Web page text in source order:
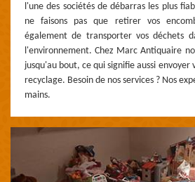
l'une des sociétés de débarras les plus
ne faisons pas que retirer vos
également de transporter vos déchets
l'environnement. Chez Marc Antiquaire
jusqu'au bout, ce qui signifie aussi envoyer
recyclage. Besoin de nos services ? Nos
mains.